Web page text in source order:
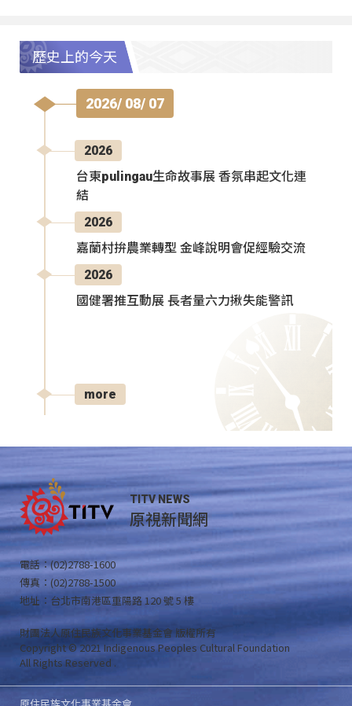
歷史上的今天
2026/ 08/ 07
2026
台東pulingau生命故事展 香氛串起文化連
結
2026
嘉蘭村拚農業轉型 金峰說明會促經驗交流
2026
國健署推互動展 長者量六力揪失能警訊
more
TITV NEWS
原視新聞網
電話：(02)2788-1600
傳真：(02)2788-1500
地址：台北市南港區重陽路 120 號 5 樓
財團法人原住民族文化事業基金會 版權所有
Copyright © 2021 Indigenous Peoples Cultural Foundation
All Rights Reserved .